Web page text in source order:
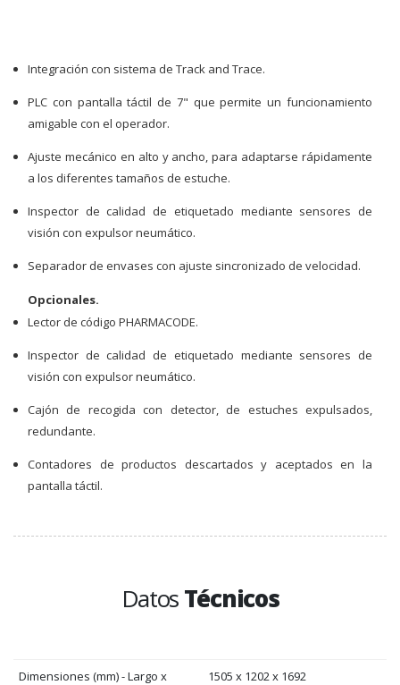
Integración con sistema de Track and Trace.
PLC con pantalla táctil de 7" que permite un funcionamiento
amigable con el operador.
Ajuste mecánico en alto y ancho, para adaptarse rápidamente
a los diferentes tamaños de estuche.
Inspector de calidad de etiquetado mediante sensores de
visión con expulsor neumático.
Separador de envases con ajuste sincronizado de velocidad.
Opcionales.
Lector de código PHARMACODE.
Inspector de calidad de etiquetado mediante sensores de
visión con expulsor neumático.
Cajón de recogida con detector, de estuches expulsados,
redundante.
Contadores de productos descartados y aceptados en la
pantalla táctil.
DatosTécnicos
Dimensiones (mm) - Largo x
1505 x 1202 x 1692